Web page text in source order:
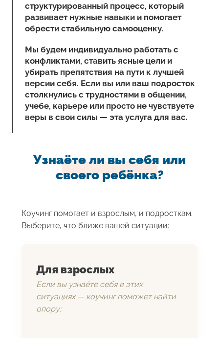
структурированный процесс, который
развивает нужные навыки и помогает
обрести стабильную самооценку.
Мы будем индивидуально работать с
конфликтами, ставить ясные цели и
убирать препятствия на пути к лучшей
версии себя. Если вы или ваш подросток
столкнулись с трудностями в общении,
учебе, карьере или просто не чувствуете
веры в свои силы — эта услуга для вас.
Узнаёте ли вы себя или
своего ребёнка?
Коучинг помогает и взрослым, и подросткам.
Выберите, что ближе вашей ситуации:
Для взрослых
Если вы узнаёте себя в этих
ситуациях — коучинг поможет найти
опору: